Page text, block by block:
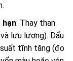
hạn: Thay than
lưu lượng). Dấu
suất tĩnh tăng (đo